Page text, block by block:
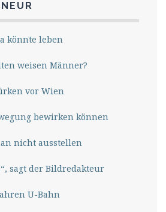
könnte leben
weisen Männer?
vor Wien
bewirken können
nicht ausstellen
sagt der Bildredakteur
U-Bahn